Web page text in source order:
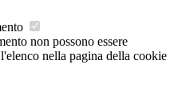
non possono essere
nella pagina della cookie